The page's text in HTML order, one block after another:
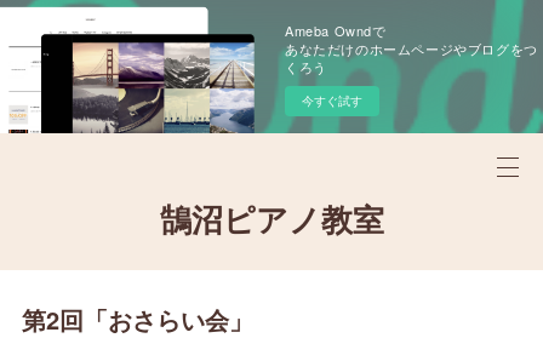
Ameba Owndで
あなただけのホームページやブログをつ
くろう
今すぐ試す
鵠沼ピアノ教室
第2回「おさらい会」